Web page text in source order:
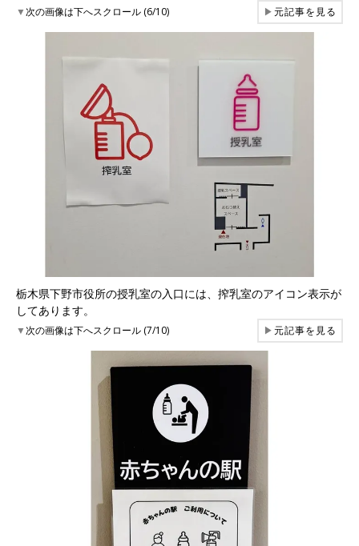
▼次の画像は下へスクロール (6/10) ▶元記事を見る
栃木県下野市役所の授乳室の入口には、搾乳室のアイコン表示が
してあります。
▼次の画像は下へスクロール (7/10) ▶元記事を見る